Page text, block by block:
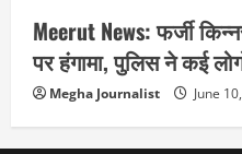
Meerut News: फर्जी
पर हंगामा, पुलिस ने कई
Megha Journalist June